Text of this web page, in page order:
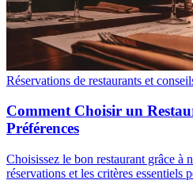
Réservations de restaurants et
Comment Choisir un
Préférences
Choisissez le bon restaurant grâce à
réservations et les critères essentiels